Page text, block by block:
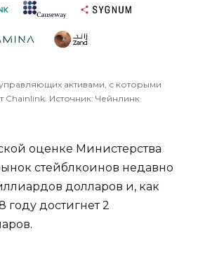
активами, с которыми
Chainlink. Источник: Чейнлинк
оценке Министерства
стейблкоинов недавно
долларов и, как
году достигнет 2